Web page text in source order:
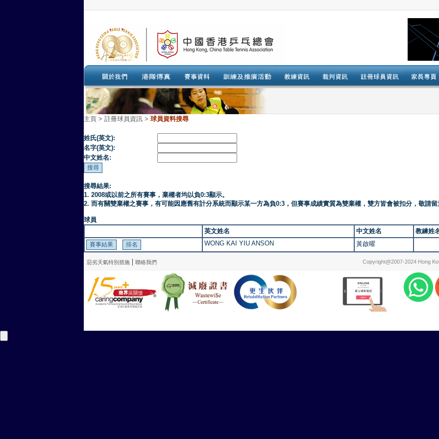
主頁 > 註冊球員資訊 > 球員資料搜尋
姓氏(英文):
名字(英文):
中文姓名:
搜尋結果:
1. 2008或以前之所有賽事，棄權者均以負0:3顯示。
2. 而有關雙棄權之賽事，有可能因應舊有計分系統而顯示某一方為負0:3，但賽事成績實質為雙棄權，雙方皆會被扣分，敬請留
球員
英文姓名
中文姓名
教練姓
WONG KAI YIU ANSON
黃啟曜